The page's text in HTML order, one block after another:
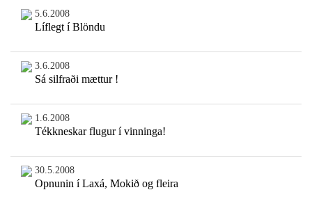
5.6.2008
Líflegt í Blöndu
3.6.2008
Sá silfraði mættur !
1.6.2008
Tékkneskar flugur í vinninga!
30.5.2008
Opnunin í Laxá, Mokið og fleira